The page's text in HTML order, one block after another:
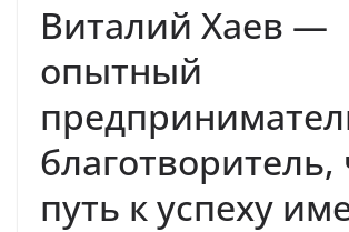
Виталий Хаев —
опытный
благотворитель,
путь к успеху